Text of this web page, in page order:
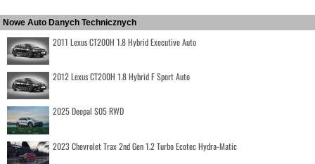
Nowe Auto Danych Technicznych
2011 Lexus CT200H 1.8 Hybrid Executive Auto
2012 Lexus CT200H 1.8 Hybrid F Sport Auto
2025 Deepal S05 RWD
2023 Chevrolet Trax 2nd Gen 1.2 Turbo Ecotec Hydra-Matic